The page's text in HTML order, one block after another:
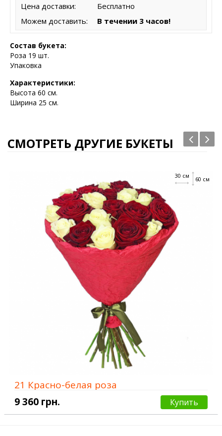
Цена доставки:
Бесплатно
Можем доставить:
В течении 3 часов!
Состав букета:
Роза 19 шт.
Упаковка
Характеристики:
Высота 60 см.
Ширина 25 см.
СМОТРЕТЬ ДРУГИЕ БУКЕТЫ
60 см
30 см
21 Красно-белая роза
9 360 грн.
Купить